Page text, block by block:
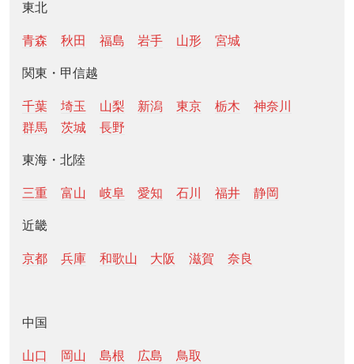
東北
青森 秋田 福島 岩手 山形 宮城
関東・甲信越
千葉 埼玉 山梨 新潟 東京 栃木
神奈川
群馬
茨城 長野
東海・北陸
三重 富山 岐阜 愛知 石川 福井 静岡
近畿
京都 兵庫 和歌山 大阪 滋賀 奈良
中国
山口 岡山 島根 広島 鳥取